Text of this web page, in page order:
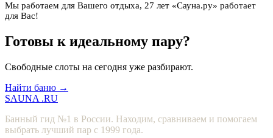
Мы работаем для Вашего отдыха, 27 лет «Сауна.ру» работает
для Вас!
Готовы к идеальному пару?
Свободные слоты на сегодня уже разбирают.
Найти баню →
SAUNA .RU
Банный гид №1 в России. Находим, сравниваем и помогаем
выбрать лучший пар с 1999 года.